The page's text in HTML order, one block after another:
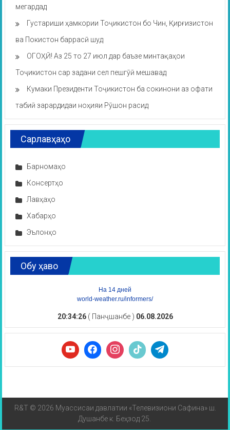
мегардад
Густариши ҳамкории Тоҷикистон бо Чин, Қирғизистон
ва Покистон баррасӣ шуд
ОГОҲӢ! Аз 25 то 27 июл дар баъзе минтақаҳои
Тоҷикистон сар задани сел пешгӯӣ мешавад
Кумаки Президенти Тоҷикистон ба сокинони аз офати
табиӣ зарардидаи ноҳияи Рӯшон расид
Сарлавҳаҳо
Барномаҳо
Консертҳо
Лавҳаҳо
Хабарҳо
Эълонҳо
Обу ҳаво
На 14 дней
world-weather.ru/informers/
20:34:26( Панҷшанбе ) 06.08.2026
R&T © 2026 Муассисаи давлатии «Телевизиони Сафина» ш.
Душанбе к. Беҳзод 25.